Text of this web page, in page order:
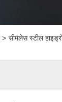
> सीमलेस स्टील